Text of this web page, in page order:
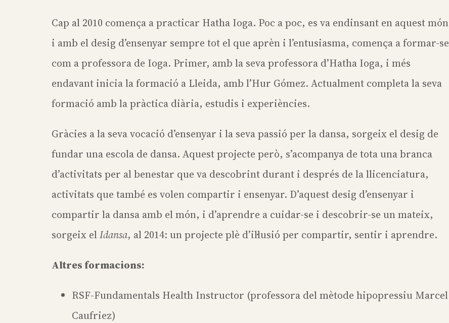
Cap al 2010 comença a practicar Hatha Ioga. Poc a poc, es va endinsant en aquest món
i amb el desig d’ensenyar sempre tot el que aprèn i l’entusiasma, comença a formar-se
com a professora de Ioga. Primer, amb la seva professora d’Hatha Ioga, i més
endavant inicia la formació a Lleida, amb l’Hur Gómez. Actualment completa la seva
formació amb la pràctica diària, estudis i experiències.
Gràcies a la seva vocació d’ensenyar i la seva passió per la dansa, sorgeix el desig de
fundar una escola de dansa. Aquest projecte però, s’acompanya de tota una branca
d’activitats per al benestar que va descobrint durant i després de la llicenciatura,
activitats que també es volen compartir i ensenyar. D’aquest desig d’ensenyar i
compartir la dansa amb el món, i d’aprendre a cuidar-se i descobrir-se un mateix,
sorgeix elIdansa, al 2014: un projecte plè d’il·lusió per compartir, sentir i aprendre.
Altres formacions:
RSF-Fundamentals Health Instructor (professora del mètode hipopressiu Marcel
Caufriez)